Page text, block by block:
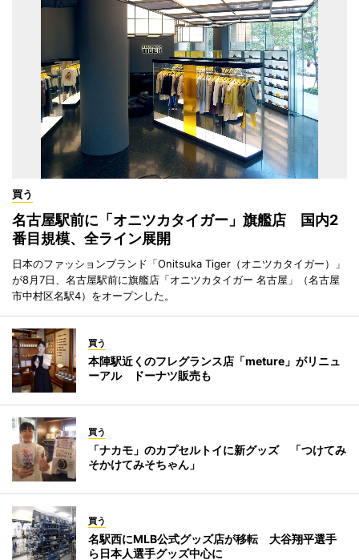
買う
名古屋駅前に「オニツカタイガー」旗艦店 国内2
番目規模、全ライン展開
日本のファッションブランド「Onitsuka Tiger（オニツカタイガー）」
が8月7日、名古屋駅前に旗艦店「オニツカタイガー 名古屋」（名古屋
市中村区名駅4）をオープンした。
買う
本陣駅近くのフレグランス店「meture」がリニュ
ーアル ドーナツ販売も
買う
「ナカモ」のカプセルトイに新グッズ 「つけてみ
そかけてみそちゃん」
買う
名駅西にMLB公式グッズ店が移転 大谷翔平選手
ら日本人選手グッズ中心に